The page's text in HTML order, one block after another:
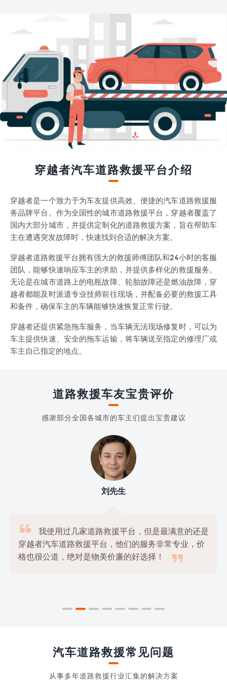
穿越者汽车道路救援平台介绍
穿越者是一个致力于为车友提供高效、便捷的汽车道路救援服
务品牌平台。作为全国性的城市道路救援平台，穿越者覆盖了
国内大部分城市，并提供定制化的道路救援方案，旨在帮助车
主在遭遇突发故障时，快速找到合适的解决方案。
穿越者道路救援平台拥有强大的救援师傅团队和24小时的客服
团队，能够快速响应车主的求助，并提供多样化的救援服务。
无论是在城市道路上的电瓶故障、轮胎故障还是燃油故障，穿
越者都能及时派遣专业技师前往现场，并配备必要的救援工具
和备件，确保车主的车辆能够快速恢复正常行驶。
穿越者还提供紧急拖车服务，当车辆无法现场修复时，可以为
车主提供快速、安全的拖车运输，将车辆送至指定的修理厂或
车主自己指定的地点。
道路救援车友宝贵评价
感谢部分全国各城市的车主们提出宝贵建议
刘先生

我使用过几家道路救援平台，但是最满意的还是
穿越者汽车道路救援平台，他们的服务非常专业，价
格也很公道，绝对是物美价廉的好选择！

汽车道路救援常见问题
从事多年道路救援行业汇集的解决方案